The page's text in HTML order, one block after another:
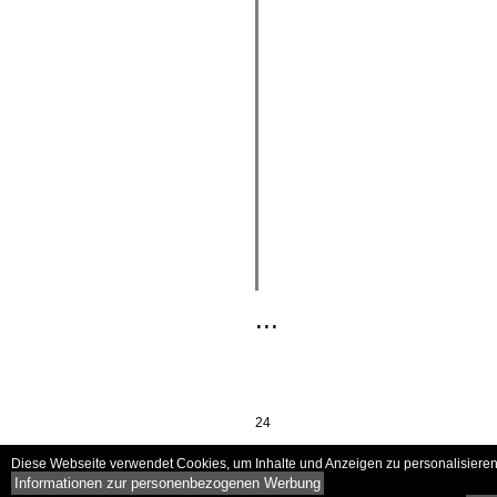
...
24
Diese Webseite verwendet Cookies, um Inhalte und Anzeigen zu
Informationen zur personenbezogenen Werbung